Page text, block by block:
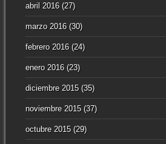
abril 2016(27)
marzo 2016(30)
febrero 2016(24)
enero 2016(23)
diciembre 2015(35)
noviembre 2015(37)
octubre 2015(29)